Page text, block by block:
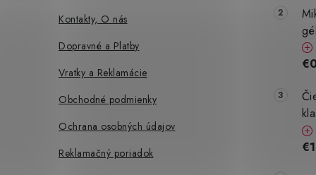
Kontakty, O nás
Dopravné a Platby
Vratky a Reklamácie
Obchodné podmienky
Ochrana osobných údajov
Reklamačný poriadok